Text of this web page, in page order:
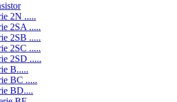
2N .....
2SA .....
2SB .....
2SC .....
2SD .....
B.....
BC .....
BD....